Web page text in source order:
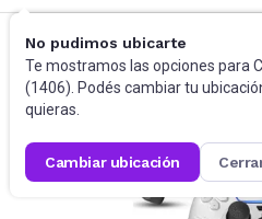
No pudimos ubicarte
Te mostramos las opciones para
(1406). Podés cambiar tu
quieras.
cambiar ubicación
Videojuegos Accesorios